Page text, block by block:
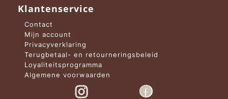
Klantenservice
Contact
Mijn account
Privacyverklaring
Terugbetaal- en retourneringsbeleid
Loyaliteitsprogramma
Algemene voorwaarden